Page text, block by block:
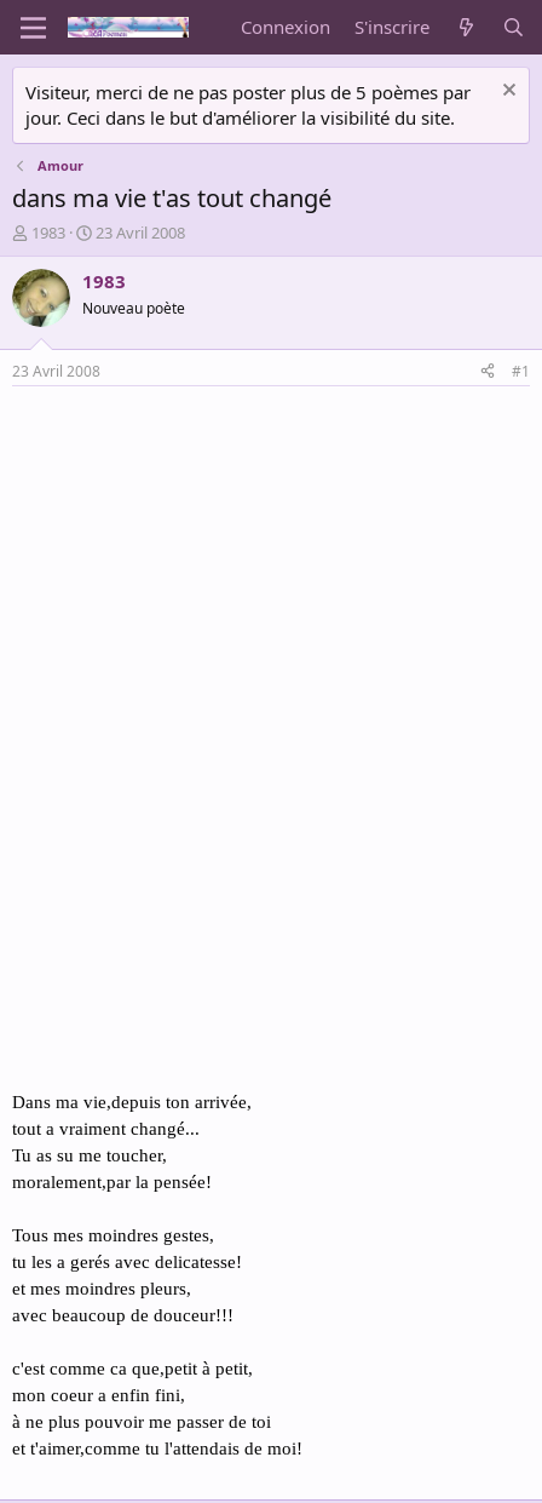
Connexion S'inscrire
Visiteur, merci de ne pas poster plus de 5 poèmes par
jour. Ceci dans le but d'améliorer la visibilité du site.
Amour
dans ma vie t'as tout changé
A
u
t
e
u
r
d
e
1983
D
a
t
d
d
é
23 Avril 2008
1983
Nouveau poète
23 Avril 2008 #1
Dans ma vie,depuis ton arrivée,
tout a vraiment changé...
Tu as su me toucher,
moralement,par la pensée!
Tous mes moindres gestes,
tu les a gerés avec delicatesse!
et mes moindres pleurs,
avec beaucoup de douceur!!!
c'est comme ca que,petit à petit,
mon coeur a enfin fini,
à ne plus pouvoir me passer de toi
et t'aimer,comme tu l'attendais de moi!